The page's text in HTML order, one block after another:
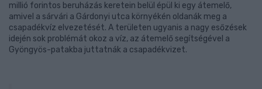
millió forintos beruházás keretein belül épül ki egy átemelő,
amivel a sárvári a Gárdonyi utca környékén oldanák meg a
csapadékvíz elvezetését. A területen ugyanis a nagy esőzések
idején sok problémát okoz a víz, az átemelő segítségével a
Gyöngyös-patakba juttatnák a csapadékvizet.